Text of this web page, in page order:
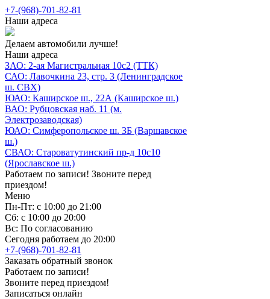
+7-(968)-701-82-81
Наши адреса
Делаем автомобили лучше!
Наши адреса
ЗАО: 2-ая Магистральная 10с2 (ТТК)
САО: Лавочкина 23, стр. 3 (Ленинградское
ш. СВХ)
ЮАО: Каширское ш., 22А (Каширское ш.)
ВАО: Рубцовская наб. 11 (м.
Электрозаводская)
ЮАО: Симферопольское ш. 3Б (Варшавское
ш.)
СВАО: Староватутинский пр-д 10с10
(Ярославское ш.)
Работаем по записи! Звоните перед
приездом!
Меню
Пн-Пт: с 10:00 до 21:00
Сб: с 10:00 до 20:00
Вс: По согласованию
Сегодня работаем до 20:00
+7-(968)-701-82-81
Заказать обратный звонок
Работаем по записи!
Звоните перед приездом!
Записаться онлайн